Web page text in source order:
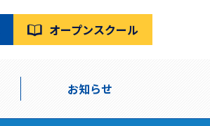
オープンスクール
お知らせ